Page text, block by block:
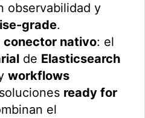
observabilidad y
grade.
conector nativo: el
de Elasticsearch
workflows
ready for
el